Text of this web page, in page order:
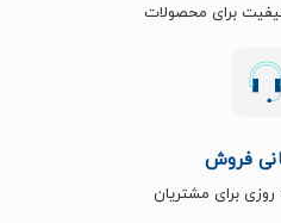
برای محصولات
فروش
روزی برای مشتریان